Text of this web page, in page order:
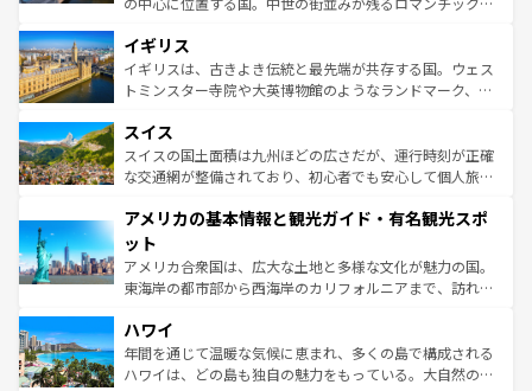
香り高いラベンダー畑など、多彩な楽しみ方が可能だ。さ
らに、パリ以外の地域にも魅力が溢れており、どの街角に
も豊かな歴史と文化が息づいている。パリ以外の個性あふ
を参照してほしい。
顔を持つこの国は、どこを歩いても飽きることがない。ベ
ルリンの文化的活気、バイエルン州のアルプスの絶景、そ
してライン川沿いのワイン畑といった風景は必見。ビール
は、お酒好きな人にはぜひ体験してほしい。 なお、新着の
ドイツ情報はコンテンツ一覧を参照してほしい。
イギリス
イギリスは、古きよき伝統と最先端が共存する国。ウェス
トミンスター寺院や大英博物館のようなランドマーク、歴
リアごとに異なる魅力がある。また、優雅なアフタヌーン
ティー、ビール好きにはたまらない英国パブ、サッカー観
戦など、本場だからこそできる体験も豊富。イギリスを旅
ンツ一覧を参照してほしい。
スイス
スイスの国土面積は九州ほどの広さだが、運行時刻が正確
な交通網が整備されており、初心者でも安心して個人旅行
の建物がそのまま残る町や、スイスならではのユニークな
博物館もあり、アルプス観光だけでなく町歩きも満喫する
ことができる。国民の所得が高いため物価も高いが、旅行
者向けの交通パス提供のサービスもあり、うまく活用すれ
着のスイス情報は
アメリカの基本情報と観光ガイド・有名観光スポ
ット
アメリカ合衆国は、広大な土地と多様な文化が魅力の国。
東海岸の都市部から西海岸のカリフォルニアまで、訪れる
のような巨大都市は、観光、ショッピング、エンターテイ
ンメントが詰まった刺激的なスポットだ。一方、アメリカ
西部には大自然が広がり、グランドキャニオンやイエロー
ハワイ
年間を通じて温暖な気候に恵まれ、多くの島で構成される
ハワイは、どの島も独自の魅力をもっている。大自然の神